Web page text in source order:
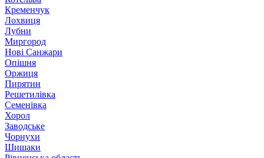
Кременчук
Лохвиця
Лубни
Миргород
Нові Санжари
Опішня
Оржиця
Пирятин
Решетилівка
Семенівка
Хорол
Заводське
Чорнухи
Шишаки